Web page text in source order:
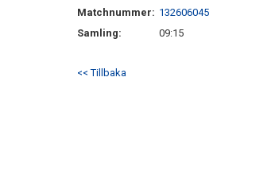
Matchnummer: 132606045
Samling:
09:15
<< Tillbaka